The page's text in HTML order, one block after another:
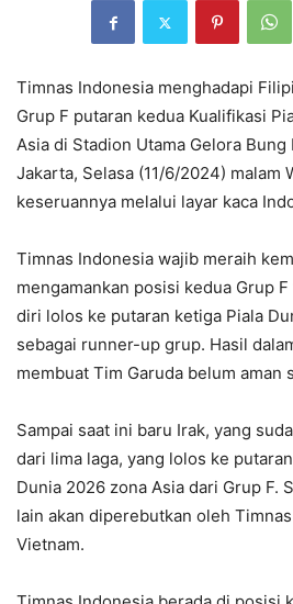
Timnas Indonesia menghadapi
Grup F putaran kedua Kualifikasi
Asia di Stadion Utama Gelora Bung
Jakarta, Selasa (11/6/2024) malam
keseruannya melalui layar kaca
Timnas Indonesia wajib meraih
mengamankan posisi kedua Grup
diri lolos ke putaran ketiga Piala
sebagai runner-up grup. Hasil
membuat Tim Garuda belum aman
Sampai saat ini baru Irak, yang
dari lima laga, yang lolos ke
Dunia 2026 zona Asia dari Grup F.
lain akan diperebutkan oleh
Vietnam.